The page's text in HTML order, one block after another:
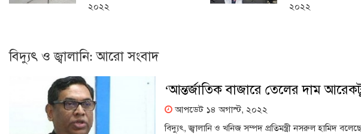
২০২২
২০২২
বিদ্যুৎ ও জ্বালানি: আরো সংবাদ
‘আন্তর্জাতিক বাজারে তেলের দাম
আপডেট ১৪ অগাস্ট, ২০২২
বিদ্যুৎ, জ্বালানি ও খনিজ সম্পদ প্রতিমন্ত্রী নসরুল হামিদ